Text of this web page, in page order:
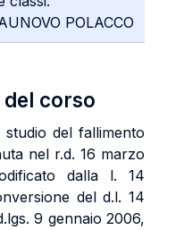
POLACCO
corso
del fallimento
nel r.d. 16 marzo
dalla l. 14
del d.l. 14
9 gennaio 2006,